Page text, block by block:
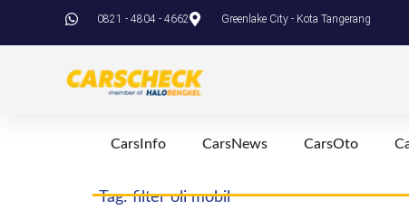
0821 - 4804 - 4662 Greenlake City - Kota Tangerang
CarsInfo CarsNews CarsOto
Tag: filter oli mobil